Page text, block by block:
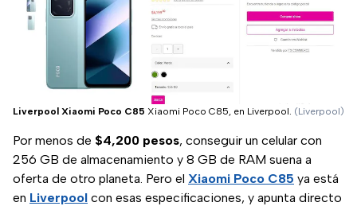
Liverpool Xiaomi Poco C85 Xiaomi Poco C85, en Liverpool. (Liverpool)
Por menos de $4,200 pesos, conseguir un celular con
256 GB de almacenamiento y 8 GB de RAM suena a
oferta de otro planeta. Pero el Xiaomi Poco C85 ya está
en Liverpool con esas especificaciones, y apunta directo